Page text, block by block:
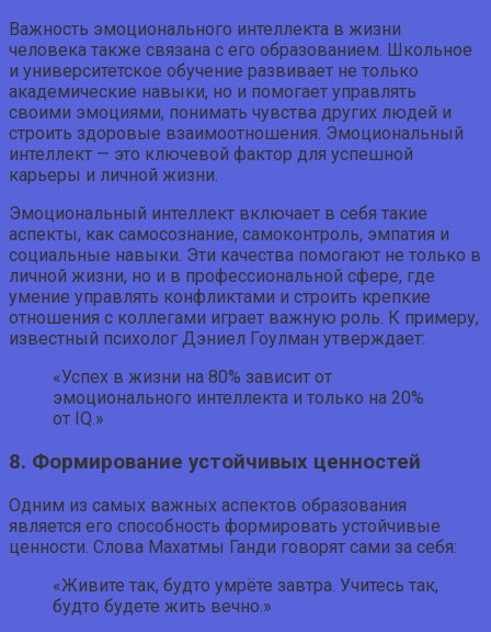
Важность эмоционального интеллекта в жизни
человека также связана с его образованием. Школьное
и университетское обучение развивает не только
академические навыки, но и помогает управлять
своими эмоциями, понимать чувства других людей и
строить здоровые взаимоотношения. Эмоциональный
интеллект — это ключевой фактор для успешной
карьеры и личной жизни.
Эмоциональный интеллект включает в себя такие
аспекты, как самосознание, самоконтроль, эмпатия и
социальные навыки. Эти качества помогают не только в
личной жизни, но и в профессиональной сфере, где
умение управлять конфликтами и строить крепкие
отношения с коллегами играет важную роль. К примеру,
известный психолог Дэниел Гоулман утверждает:
«Успех в жизни на 80% зависит от
эмоционального интеллекта и только на 20%
от IQ.»
8. Формирование устойчивых ценностей
Одним из самых важных аспектов образования
является его способность формировать устойчивые
ценности. Слова Махатмы Ганди говорят сами за себя:
«Живите так, будто умрёте завтра. Учитесь так,
будто будете жить вечно.»